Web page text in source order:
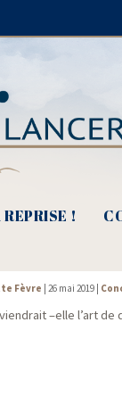
!
Fèvre |26 mai 2019
–elle l’art